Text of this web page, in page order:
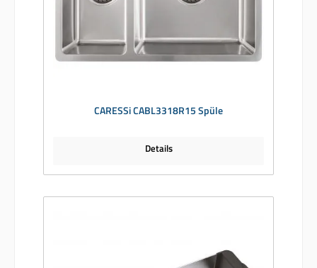
CARESSi CABL3318R15 Spüle
Details